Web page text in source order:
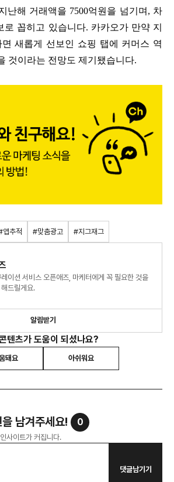
난해 거래액을 7500억원을 넘기며, 차
로 꼽히고 있습니다. 카카오가 만약 지
면 새롭게 선보인 쇼핑 탭에 커머스 역
것이라는 전망도 제기됐습니다.
앱추적 #맞춤광고 #지그재그
이션 서비스 오픈애즈, 마케터에게 꼭 필요한 것을
드릴게요.
알림받기
텐츠가 도움이 되셨나요?
돼요 아쉬워요
남겨주세요! 0
사이트가 커집니다.
댓글남기기